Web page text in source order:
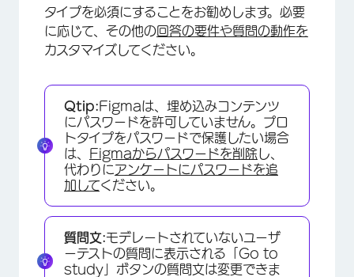
タイプを必須にすることをお勧めします。必要
に応じて、その他の回答の要件や質問の動作を
カスタマイズしてください。
Qtip:Figmaは、埋め込みコンテンツ
にパスワードを許可していません。プロ
トタイプをパスワードで保護したい場合
は、 Figmaからパスワードを削除し、
代わりにアンケートにパスワードを追
加してください。
質問文:モデレートされていないユーザ
ーテストの質問に表示される「Go to
study」ボタンの質問文は変更できま